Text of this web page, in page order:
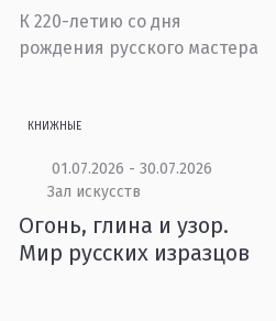
К 220-летию со дня
рождения русского мастера
КНИЖНЫЕ
01.07.2026 - 30.07.2026
Зал искусств
Огонь, глина и узор.
Мир русских изразцов